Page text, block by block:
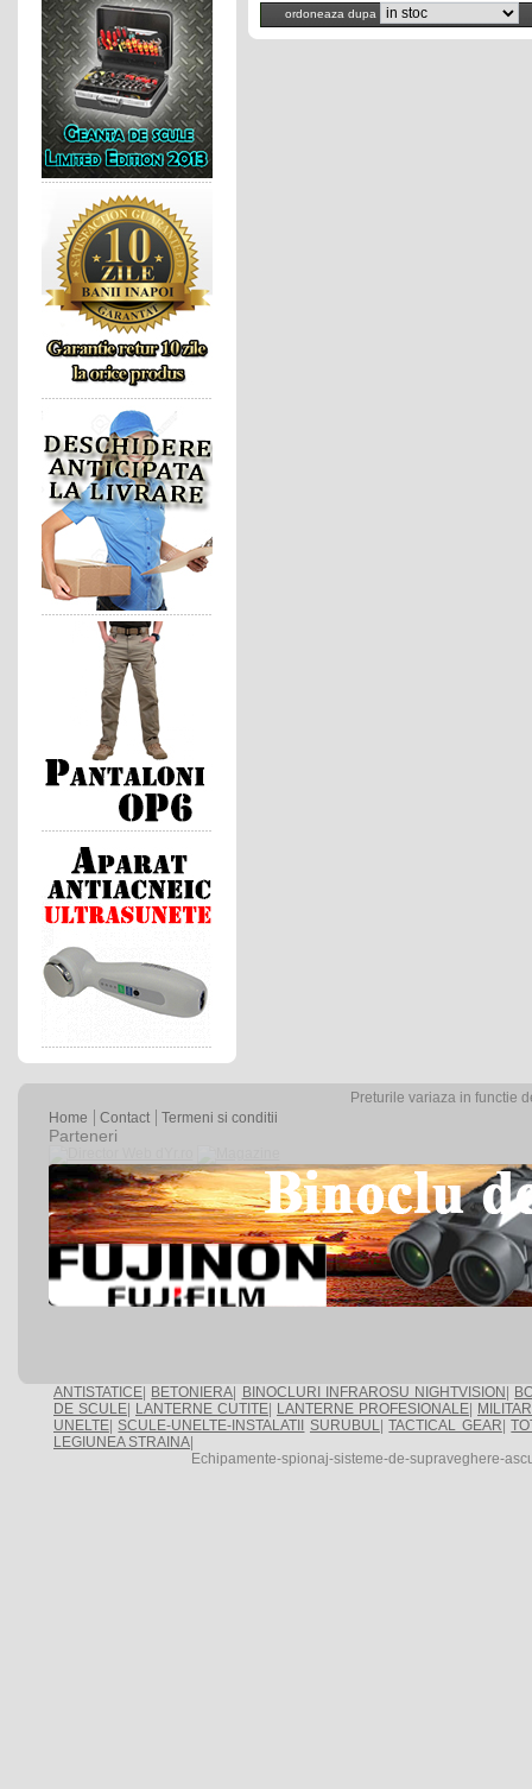
ordoneaza dupa
Preturile variaza in functie
Home
Contact Termeni si conditii
Parteneri
ANTISTATICE BETONIERA BINOCLURI INFRAROSU NIGHTVISION
DE SCULE
LANTERNE CUTITE LANTERNE PROFESIONALE
UNELTE SCULE-UNELTE-INSTALATII SURUBUL|TACTICAL GEAR |
LEGIUNEA STRAINA
Echipamente-spionaj-sisteme-de-supraveghere-